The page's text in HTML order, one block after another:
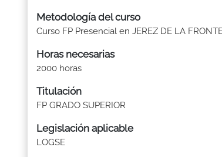
Metodología del curso
Curso FP Presencial en JEREZ DE LA
Horas necesarias
2000 horas
Titulación
FP GRADO SUPERIOR
Legislación aplicable
LOGSE